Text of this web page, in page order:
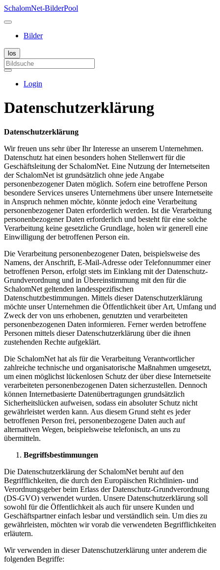
SchalomNet-BilderPool
Bilder
Login
Datenschutzerklärung
Datenschutzerklärung
Wir freuen uns sehr über Ihr Interesse an unserem Unternehmen.
Datenschutz hat einen besonders hohen Stellenwert für die
Geschäftsleitung der SchalomNet. Eine Nutzung der Internetseiten
der SchalomNet ist grundsätzlich ohne jede Angabe
personenbezogener Daten möglich. Sofern eine betroffene Person
besondere Services unseres Unternehmens über unsere Internetseite
in Anspruch nehmen möchte, könnte jedoch eine Verarbeitung
personenbezogener Daten erforderlich werden. Ist die Verarbeitung
personenbezogener Daten erforderlich und besteht für eine solche
Verarbeitung keine gesetzliche Grundlage, holen wir generell eine
Einwilligung der betroffenen Person ein.
Die Verarbeitung personenbezogener Daten, beispielsweise des
Namens, der Anschrift, E-Mail-Adresse oder Telefonnummer einer
betroffenen Person, erfolgt stets im Einklang mit der Datenschutz-
Grundverordnung und in Übereinstimmung mit den für die
SchalomNet geltenden landesspezifischen
Datenschutzbestimmungen. Mittels dieser Datenschutzerklärung
möchte unser Unternehmen die Öffentlichkeit über Art, Umfang und
Zweck der von uns erhobenen, genutzten und verarbeiteten
personenbezogenen Daten informieren. Ferner werden betroffene
Personen mittels dieser Datenschutzerklärung über die ihnen
zustehenden Rechte aufgeklärt.
Die SchalomNet hat als für die Verarbeitung Verantwortlicher
zahlreiche technische und organisatorische Maßnahmen umgesetzt,
um einen möglichst lückenlosen Schutz der über diese Internetseite
verarbeiteten personenbezogenen Daten sicherzustellen. Dennoch
können Internetbasierte Datenübertragungen grundsätzlich
Sicherheitslücken aufweisen, sodass ein absoluter Schutz nicht
gewährleistet werden kann. Aus diesem Grund steht es jeder
betroffenen Person frei, personenbezogene Daten auch auf
alternativen Wegen, beispielsweise telefonisch, an uns zu
übermitteln.
Begriffsbestimmungen
Die Datenschutzerklärung der SchalomNet beruht auf den
Begrifflichkeiten, die durch den Europäischen Richtlinien- und
Verordnungsgeber beim Erlass der Datenschutz-Grundverordnung
(DS-GVO) verwendet wurden. Unsere Datenschutzerklärung soll
sowohl für die Öffentlichkeit als auch für unsere Kunden und
Geschäftspartner einfach lesbar und verständlich sein. Um dies zu
gewährleisten, möchten wir vorab die verwendeten Begrifflichkeiten
erläutern.
Wir verwenden in dieser Datenschutzerklärung unter anderem die
folgenden Begriffe: